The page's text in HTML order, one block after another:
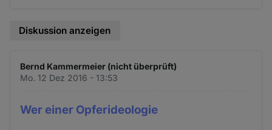
Diskussion anzeigen
Bernd Kammermeier (nicht überprüft)
Mo. 12 Dez 2016 - 13:53
Wer einer Opferideologie